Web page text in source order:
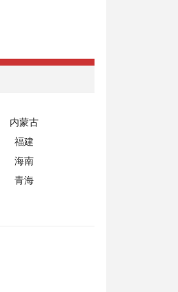
内蒙古
福建
海南
青海